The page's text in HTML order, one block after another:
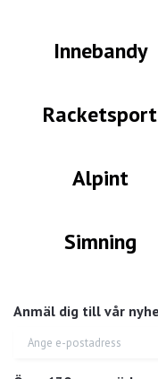
Anmäl dig till vår
Innebandy
Racketsport
Alpint
Simning